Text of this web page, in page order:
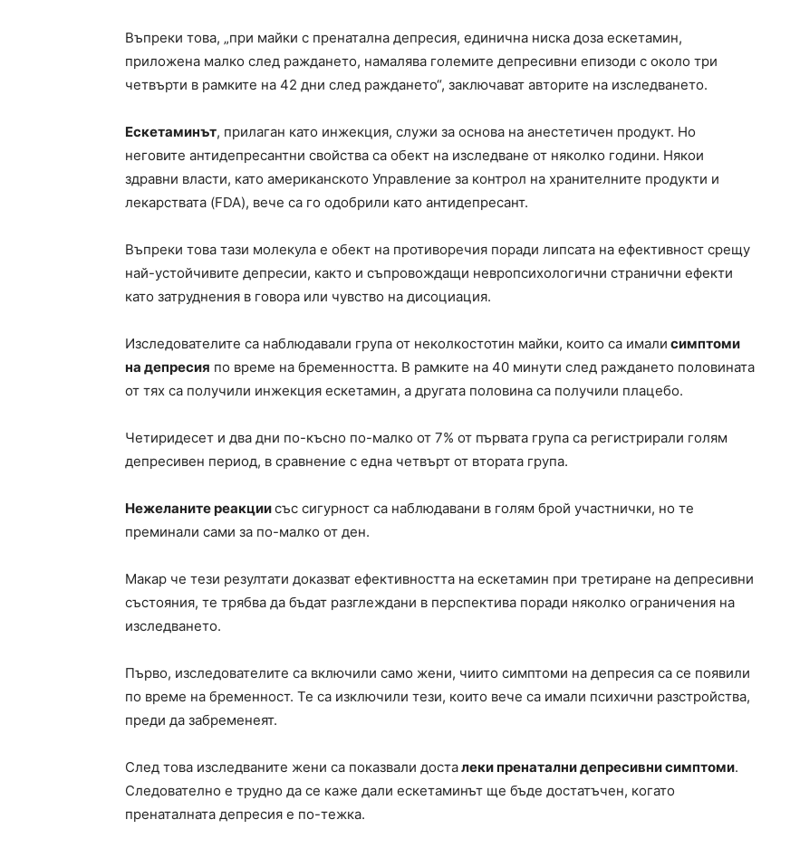
Въпреки това, „при майки с пренатална депресия, единична ниска доза ескетамин,
приложена малко след раждането, намалява големите депресивни епизоди с около три
четвърти в рамките на 42 дни след раждането“, заключават авторите на изследването.
Ескетаминът, прилаган като инжекция, служи за основа на анестетичен продукт. Но
неговите антидепресантни свойства са обект на изследване от няколко години. Някои
здравни власти, като американското Управление за контрол на хранителните продукти и
лекарствата (FDA), вече са го одобрили като антидепресант.
Въпреки това тази молекула е обект на противоречия поради липсата на ефективност срещу
най-устойчивите депресии, както и съпровождащи невропсихологични странични ефекти
като затруднения в говора или чувство на дисоциация.
Изследователите са наблюдавали група от неколкостотин майки, които са имали симптоми
на депресия по време на бременността. В рамките на 40 минути след раждането половината
от тях са получили инжекция ескетамин, а другата половина са получили плацебо.
Четиридесет и два дни по-късно по-малко от 7% от първата група са регистрирали голям
депресивен период, в сравнение с една четвърт от втората група.
Нежеланите реакциисъс сигурност са наблюдавани в голям брой участнички, но те
преминали сами за по-малко от ден.
Макар че тези резултати доказват ефективността на ескетамин при третиране на депресивни
състояния, те трябва да бъдат разглеждани в перспектива поради няколко ограничения на
изследването.
Първо, изследователите са включили само жени, чиито симптоми на депресия са се появили
по време на бременност. Те са изключили тези, които вече са имали психични разстройства,
преди да забременеят.
След това изследваните жени са показвали досталеки пренатални депресивни симптоми.
Следователно е трудно да се каже дали ескетаминът ще бъде достатъчен, когато
пренаталната депресия е по-тежка.